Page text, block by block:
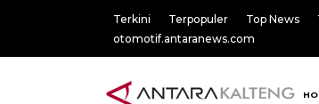
Terkini Terpopuler Top News
otomotif.antaranews.com